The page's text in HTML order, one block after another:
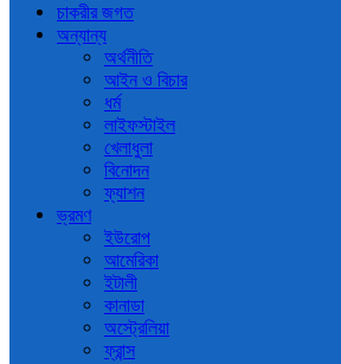
চাকরীর জগত
অন্যান্য
অর্থনীতি
আইন ও বিচার
ধর্ম
লাইফস্টাইল
খেলাধুলা
বিনোদন
ফ্যাশন
ভ্রমণ
ইউরোপ
আমেরিকা
ইটালী
কানাডা
অস্ট্রেলিয়া
ফ্রান্স